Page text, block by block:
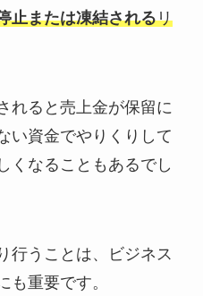
止または凍結されるリ
れると売上金が保留に
い資金でやりくりして
くなることもあるでし
行うことは、ビジネス
も重要です。